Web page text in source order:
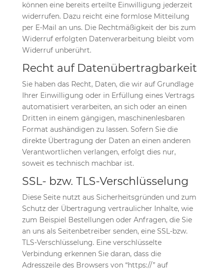
können eine bereits erteilte Einwilligung jederzeit
widerrufen. Dazu reicht eine formlose Mitteilung
per E-Mail an uns. Die Rechtmäßigkeit der bis zum
Widerruf erfolgten Datenverarbeitung bleibt vom
Widerruf unberührt.
Recht auf Datenübertragbarkeit
Sie haben das Recht, Daten, die wir auf Grundlage
Ihrer Einwilligung oder in Erfüllung eines Vertrags
automatisiert verarbeiten, an sich oder an einen
Dritten in einem gängigen, maschinenlesbaren
Format aushändigen zu lassen. Sofern Sie die
direkte Übertragung der Daten an einen anderen
Verantwortlichen verlangen, erfolgt dies nur,
soweit es technisch machbar ist.
SSL- bzw. TLS-Verschlüsselung
Diese Seite nutzt aus Sicherheitsgründen und zum
Schutz der Übertragung vertraulicher Inhalte, wie
zum Beispiel Bestellungen oder Anfragen, die Sie
an uns als Seitenbetreiber senden, eine SSL-bzw.
TLS-Verschlüsselung. Eine verschlüsselte
Verbindung erkennen Sie daran, dass die
Adresszeile des Browsers von “https://” auf